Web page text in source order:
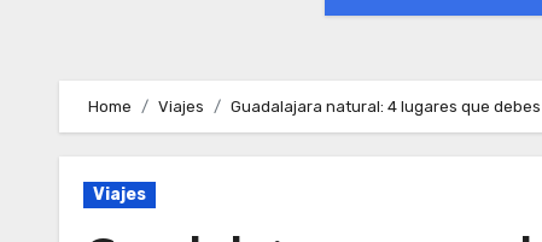
Home Viajes Guadalajara natural: 4 lugares que
Viajes